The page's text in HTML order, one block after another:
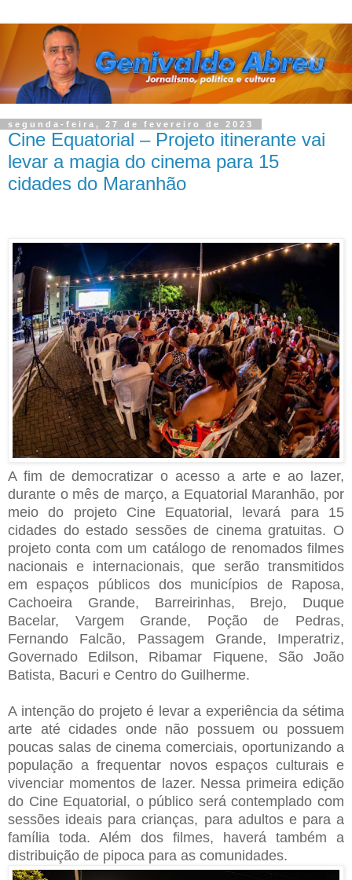
segunda-feira, 27 de fevereiro de 2023
Cine Equatorial – Projeto itinerante vai
levar a magia do cinema para 15
cidades do Maranhão
A fim de democratizar o acesso a arte e ao lazer,
durante o mês de março, a Equatorial Maranhão, por
meio do projeto Cine Equatorial, levará para 15
cidades do estado sessões de cinema gratuitas. O
projeto conta com um catálogo de renomados filmes
nacionais e internacionais, que serão transmitidos
em espaços públicos dos municípios de Raposa,
Cachoeira Grande, Barreirinhas, Brejo, Duque
Bacelar, Vargem Grande, Poção de Pedras,
Fernando Falcão, Passagem Grande, Imperatriz,
Governado Edilson, Ribamar Fiquene, São João
Batista, Bacuri e Centro do Guilherme.
A intenção do projeto é levar a experiência da sétima
arte até cidades onde não possuem ou possuem
poucas salas de cinema comerciais, oportunizando a
população a frequentar novos espaços culturais e
vivenciar momentos de lazer. Nessa primeira edição
do Cine Equatorial, o público será contemplado com
sessões ideais para crianças, para adultos e para a
família toda. Além dos filmes, haverá também a
distribuição de pipoca para as comunidades.